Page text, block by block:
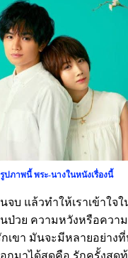
รูปภาพนี้ พระ-นางในหนังเรื่องนี้
จบ แล้วทำให้เราเข้าใจ
ป่วย ความหวังหรือควา
เขา มันจะมีหลายอย่าง